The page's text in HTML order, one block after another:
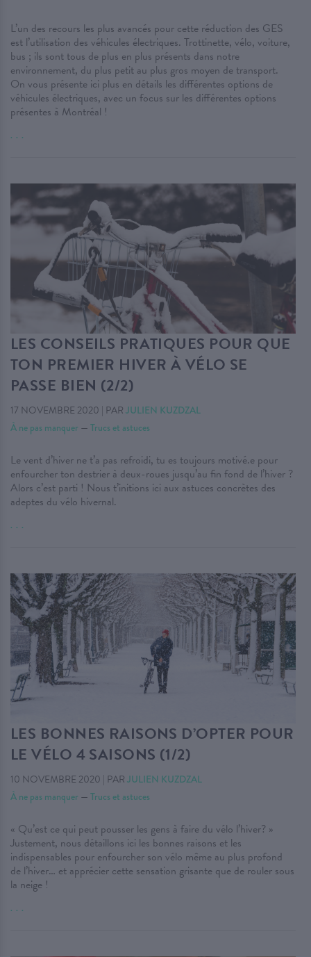
L’un des recours les plus avancés pour cette réduction des GES
est l’utilisation des véhicules électriques. Trottinette, vélo, voiture,
bus ; ils sont tous de plus en plus présents dans notre
environnement, du plus petit au plus gros moyen de transport.
On vous présente ici plus en détails les différentes options de
véhicules électriques, avec un focus sur les différentes options
présentes à Montréal !
. . .
LES CONSEILS PRATIQUES POUR QUE
TON PREMIER HIVER À VÉLO SE
PASSE BIEN (2/2)
17 NOVEMBRE 2020 | PAR JULIEN KUZDZAL
À ne pas manquer — Trucs et astuces
Le vent d’hiver ne t’a pas refroidi, tu es toujours motivé.e pour
enfourcher ton destrier à deux-roues jusqu’au fin fond de l’hiver ?
Alors c’est parti ! Nous t’initions ici aux astuces concrètes des
adeptes du vélo hivernal.
. . .
LES BONNES RAISONS D’OPTER POUR
LE VÉLO 4 SAISONS (1/2)
10 NOVEMBRE 2020 | PAR JULIEN KUZDZAL
À ne pas manquer — Trucs et astuces
« Qu’est ce qui peut pousser les gens à faire du vélo l’hiver? »
Justement, nous détaillons ici les bonnes raisons et les
indispensables pour enfourcher son vélo même au plus profond
de l’hiver… et apprécier cette sensation grisante que de rouler sous
la neige !
. . .